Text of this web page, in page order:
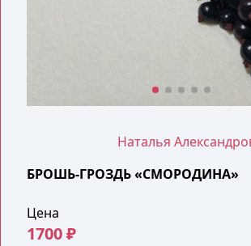
Наталья
БРОШЬ-ГРОЗДЬ «СМОРОДИНА»
Цена
1700 ₽